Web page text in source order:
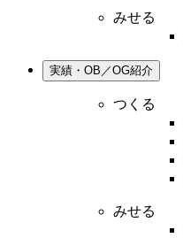
みせる
実績・OB／OG紹介
つくる
みせる